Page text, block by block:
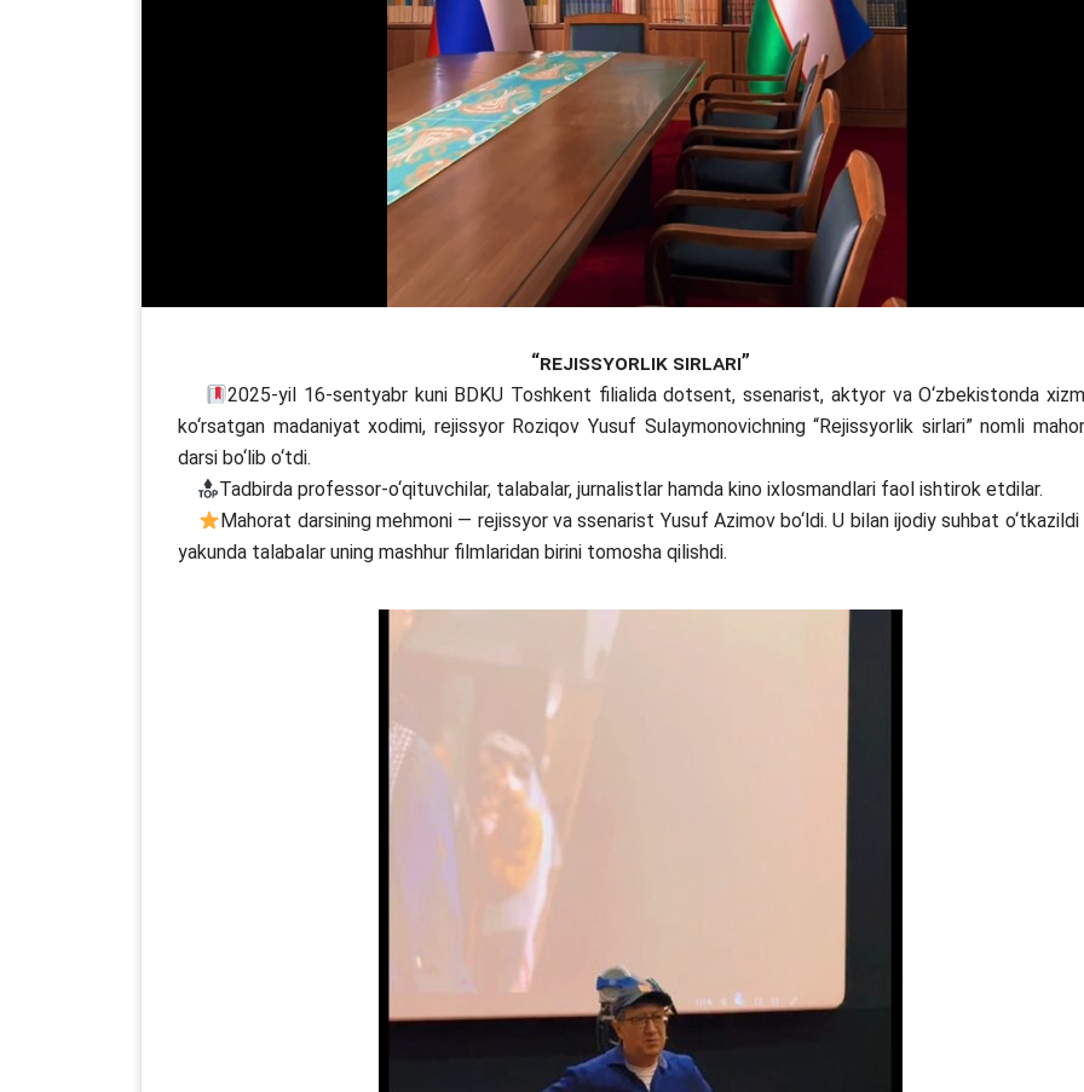
“Rejissyorlik sirlari”
2025-yil 16-sentyabr kuni BDKU Toshkent filialida dotsent, ssenarist, aktyor va O‘zbekistonda
ko‘rsatgan madaniyat xodimi, rejissyor Roziqov Yusuf Sulaymonovichning “Rejissyorlik sirlari” nomli
darsi bo‘lib o‘tdi.
Tadbirda professor-o‘qituvchilar, talabalar, jurnalistlar hamda kino ixlosmandlari faol ishtirok etdilar.
Mahorat darsining mehmoni — rejissyor va ssenarist Yusuf Azimov bo‘ldi. U bilan ijodiy suhbat o‘tkazildi
yakunda talabalar uning mashhur filmlaridan birini tomosha qilishdi.